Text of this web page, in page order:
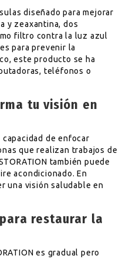
diseñado para mejorar
y zeaxantina, dos
filtro contra la luz azul
para prevenir la
este producto se ha
teléfonos o
tu visión en
de enfocar
que realizan trabajos de
también puede
acondicionado. En
una visión saludable en
para restaurar la
es gradual pero